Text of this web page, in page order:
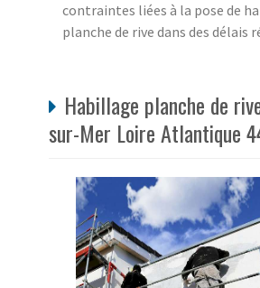
contraintes liées à la pose de
planche de rive dans des délais
Habillage planche de
sur-Mer Loire Atlantique